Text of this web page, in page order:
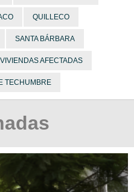
QUILLECO
SANTA BÁRBARA
VIVIENDAS AFECTADAS
TECHUMBRE